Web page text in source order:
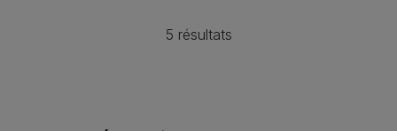
5 résultats